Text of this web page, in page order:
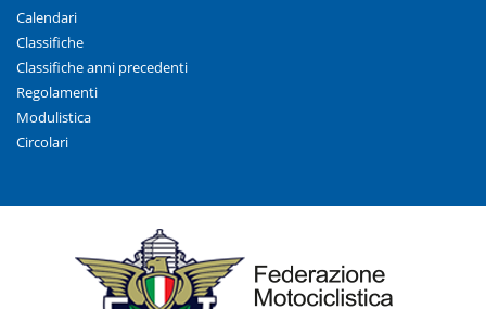
Calendari
Classifiche
Classifiche anni precedenti
Regolamenti
Modulistica
Circolari